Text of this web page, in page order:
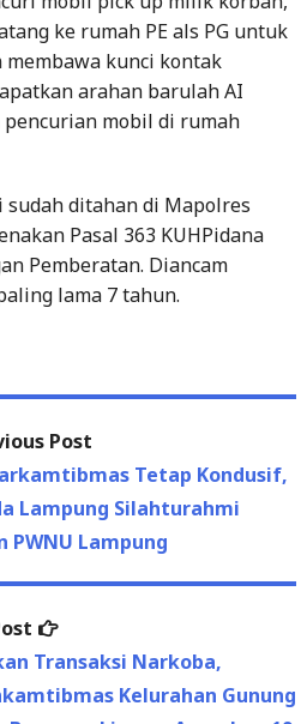
ke rumah PE als PG untuk
kunci kontak
arahan barulah AI
mobil di rumah
Pasal 363 KUHPidana
Pemberatan. Diancam
lama 7 tahun.
Lampung Silahturahmi
PWNU Lampung
Kelurahan Gunung
Bersama Linmas Amankan 19